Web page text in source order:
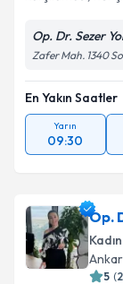
Op. Dr. Sezer
Zafer Mah. 1340
En Yakın Saatler
Yarın
09:30
Op.
5 (